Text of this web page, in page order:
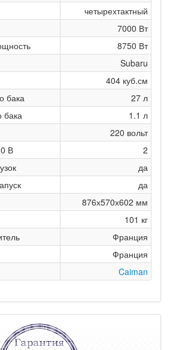
четырехтактный
7000 Вт
8750 Вт
Subaru
404 куб.см
бака
27 л
бака
1.1 л
220 вольт
В
2
да
да
876х570х602 мм
101 кг
Франция
Франция
Caiman